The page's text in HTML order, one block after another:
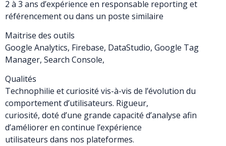
2 à 3 ans d’expérience en responsable reporting et
référencement ou dans un poste similaire
Maitrise des outils
Google Analytics, Firebase, DataStudio, Google Tag
Manager, Search Console,
Qualités
Technophilie et curiosité vis-à-vis de l’évolution du
comportement d’utilisateurs. Rigueur,
curiosité, doté d’une grande capacité d’analyse afin
d’améliorer en continue l’expérience
utilisateurs dans nos plateformes.